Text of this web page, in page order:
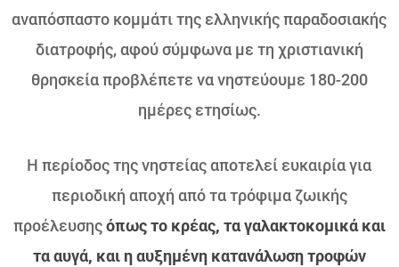
αναπόσπαστο κομμάτι της ελληνικής παραδοσιακής
διατροφής, αφού σύμφωνα με τη χριστιανική
θρησκεία προβλέπετε να νηστεύουμε 180-200
ημέρες ετησίως.
Η περίοδος της νηστείας αποτελεί ευκαιρία για
περιοδική αποχή από τα τρόφιμα ζωικής
προέλευσηςόπως το κρέας, τα γαλακτοκομικά και
τα αυγά, και η αυξημένη κατανάλωση τροφών